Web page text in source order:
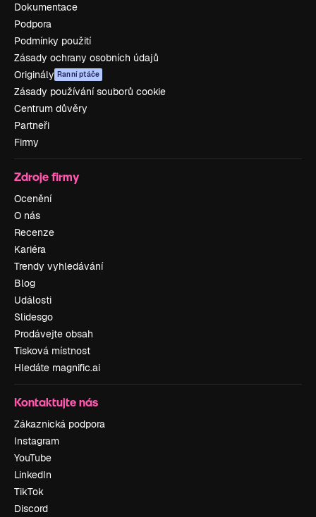
Dokumentace
Podpora
Podmínky použití
Zásady ochrany osobních údajů
Originály Ranní ptáče
Zásady používání souborů cookie
Centrum důvěry
Partneři
Firmy
Zdroje firmy
Ocenění
O nás
Recenze
Kariéra
Trendy vyhledávání
Blog
Události
Slidesgo
Prodávejte obsah
Tisková místnost
Hledáte magnific.ai
Kontaktujte nás
Zákaznická podpora
Instagram
YouTube
LinkedIn
TikTok
Discord